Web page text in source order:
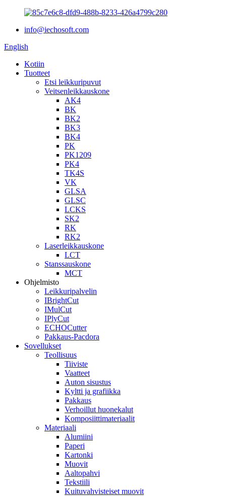
info@iechosoft.com
English
Kotiin
Tuotteet
Etsi leikkuripuvut
Veitsenleikkauskone
AK4
BK
BK2
BK3
BK4
PK
PK1209
PK4
TK4S
VK
GLSA
GLSC
LCKS
SK2
RK
RK2
Laserleikkauskone
LCT
Stanssauskone
MCT
Ohjelmisto
Leikkuripalvelin
IBrightCut
IMulCut
IPlyCut
ECHOCutter
Pakkaus-Pacdora
Sovellukset
Teollisuus
Tiiviste
Vaatteet
Auton sisustus
Kyltti ja grafiikka
Pakkaus
Verhoillut huonekalut
Komposiittimateriaalit
Materiaali
Alumiini
Paperi
Kartonki
Muovit
Aaltopahvi
Tekstiili
Kuituvahvisteiset muovit